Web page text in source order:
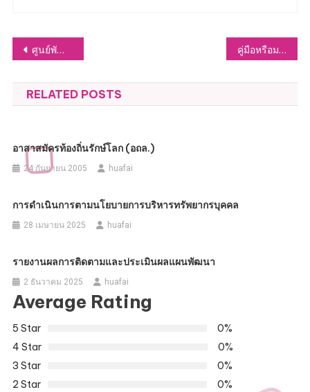
แนะแนว
เรื่อง
ศูนย์พัฒนาเด็กเล็กองค์การบริหารส่วนตำบลหัวฝาย-รับสมัครเด็กเล็กเพื่อเข้าเรียน ปีการศึกษา 2565-ตั้งแต่วันนี้ ถึง 6 พฤษภาคม 2565 สามารถติดต่อรับใบสมัครได้ที่ ศพด.ได้เลยนะคะ คู่มือหรือมาตรฐานการให้บริการ
RELATED POSTS
อาสาสมัครท้องถิ่นรักษ์โลก (อถล.)
24 กันยายน 2005 huafai
การดำเนินการตามนโยบายการบริหารทรัพยากรบุคคล
28 เมษายน 2025 huafai
รายงานผลการติดตามและประเมินผลแผนพัฒนา
2 ธันวาคม 2025 huafai
Average Rating
5 Star
0%
4 Star
0%
3 Star
0%
2 Star
0%